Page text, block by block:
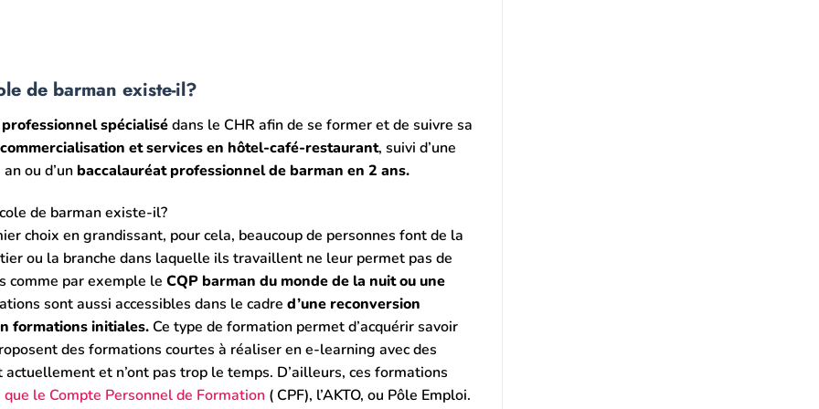
de barman existe-il?
spécialisédans le CHR afin de se former et de suivre sa
et services en hôtel-café-restaurant, suivi d’une
ou d’un baccalauréat professionnel de barman en 2 ans.
de barman existe-il?
choix en grandissant, pour cela, beaucoup de personnes font de la
ou la branche dans laquelle ils travaillent ne leur permet pas de
comme par exemple le CQP barman du monde de la nuit ou une
sont aussi accessibles dans le cadre d’une reconversion
formations initiales. Ce type de formation permet d’acquérir savoir
des formations courtes à réaliser en e-learning avec des
et n’ont pas trop le temps. D’ailleurs, ces formations
le Compte Personnel de Formation ( CPF), l’AKTO, ou Pôle Emploi.